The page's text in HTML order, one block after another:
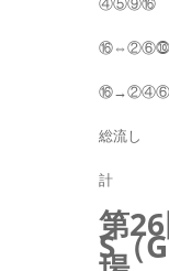
枠
総流
計
第
S（